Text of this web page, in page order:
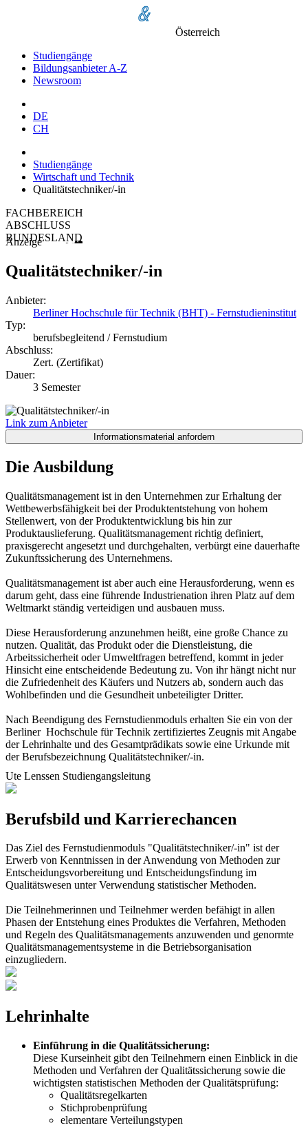
Österreich
Studiengänge
Bildungsanbieter A-Z
Newsroom
DE
CH
Studiengänge
Wirtschaft und Technik
Qualitätstechniker/-in
FACHBEREICH
ABSCHLUSS
BUNDESLAND
Anzeige
Qualitätstechniker/-in
Anbieter:
Berliner Hochschule für Technik (BHT) - Fernstudieninstitut
Typ:
berufsbegleitend / Fernstudium
Abschluss:
Zert. (Zertifikat)
Dauer:
3 Semester
Link zum Anbieter
Die Ausbildung
Qualitätsmanagement ist in den Unternehmen zur Erhaltung der
Wettbewerbsfähigkeit bei der Produktentstehung von hohem
Stellenwert, von der Produktentwicklung bis hin zur
Produktauslieferung. Qualitätsmanagement richtig definiert,
praxisgerecht angesetzt und durchgehalten, verbürgt eine dauerhafte
Zukunftssicherung des Unternehmens.
Qualitätsmanagement ist aber auch eine Herausforderung, wenn es
darum geht, dass eine führende Industrienation ihren Platz auf dem
Weltmarkt ständig verteidigen und ausbauen muss.
Diese Herausforderung anzunehmen heißt, eine große Chance zu
nutzen. Qualität, das Produkt oder die Dienstleistung, die
Arbeitssicherheit oder Umweltfragen betreffend, kommt in jeder
Hinsicht eine entscheidende Bedeutung zu. Von ihr hängt nicht nur
die Zufriedenheit des Käufers und Nutzers ab, sondern auch das
Wohlbefinden und die Gesundheit unbeteiligter Dritter.
Nach Beendigung des Fernstudienmoduls erhalten Sie ein von der
Berliner Hochschule für Technik zertifiziertes Zeugnis mit Angabe
der Lehrinhalte und des Gesamtprädikats sowie eine Urkunde mit
der Berufsbezeichnung Qualitätstechniker/-in.
Ute Lenssen Studiengangsleitung
Berufsbild und Karrierechancen
Das Ziel des Fernstudienmoduls "Qualitätstechniker/-in" ist der
Erwerb von Kenntnissen in der Anwendung von Methoden zur
Entscheidungsvorbereitung und Entscheidungsfindung im
Qualitätswesen unter Verwendung statistischer Methoden.
Die Teilnehmerinnen und Teilnehmer werden befähigt in allen
Phasen der Entstehung eines Produktes die Verfahren, Methoden
und Regeln des Qualitätsmanagements anzuwenden und genormte
Qualitätsmanagementsysteme in die Betriebsorganisation
einzugliedern.
Lehrinhalte
Einführung in die Qualitätssicherung:
Diese Kurseinheit gibt den Teilnehmern einen Einblick in die
Methoden und Verfahren der Qualitätssicherung sowie die
wichtigsten statistischen Methoden der Qualitätsprüfung:
Qualitätsregelkarten
Stichprobenprüfung
elementare Verteilungstypen